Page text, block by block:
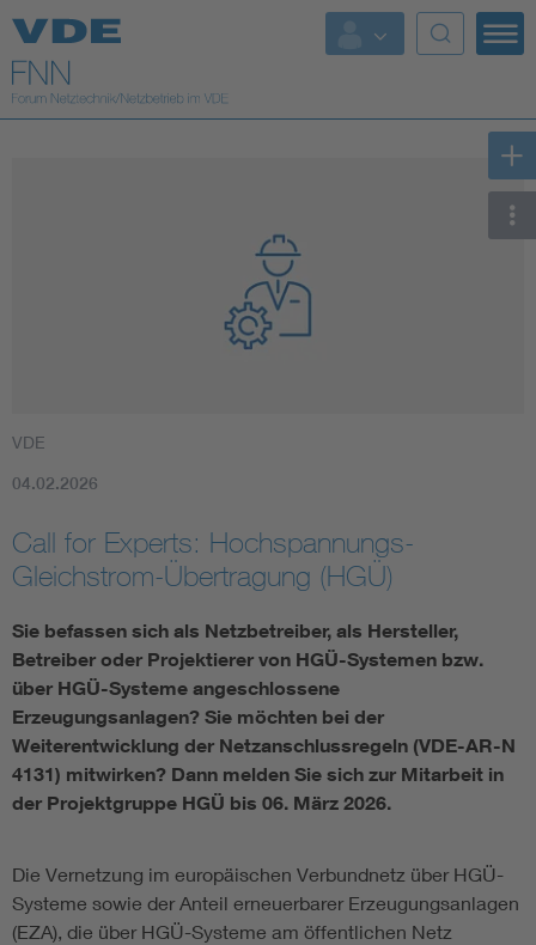
Top Themen
Fokusthemen
Vom Netz zum System
Digitalisierung und Metering
Versorgungsqualität Stromnetze
Innovative Netztechnologien
Regelsetzung
VDE
04.02.2026
Call for Experts: Hochspannungs-
Gleichstrom-Übertragung (HGÜ)
Sie befassen sich als Netzbetreiber, als Hersteller,
Betreiber oder Projektierer von HGÜ-Systemen bzw.
über HGÜ-Systeme angeschlossene
Erzeugungsanlagen? Sie möchten bei der
Weiterentwicklung der Netzanschlussregeln (VDE-AR-N
4131) mitwirken? Dann melden Sie sich zur Mitarbeit in
der Projektgruppe HGÜ bis 06. März 2026.
Die Vernetzung im europäischen Verbundnetz über HGÜ-
Systeme sowie der Anteil erneuerbarer Erzeugungsanlagen
(EZA), die über HGÜ-Systeme am öffentlichen Netz